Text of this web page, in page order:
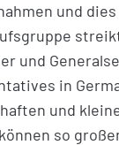
und
und
in
und
so